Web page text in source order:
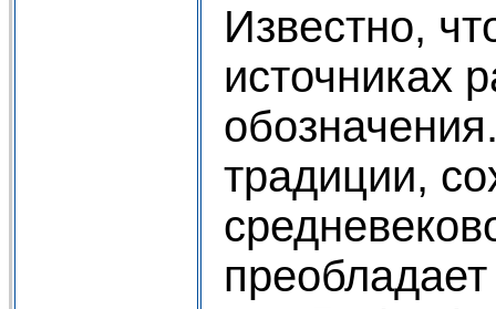
Известно,
источниках
традиции,